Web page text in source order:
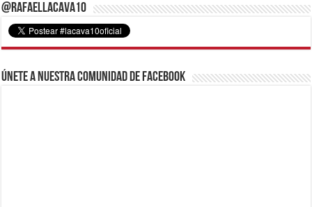
@RafaelLacava10
Únete a nuestra comunidad de Facebook